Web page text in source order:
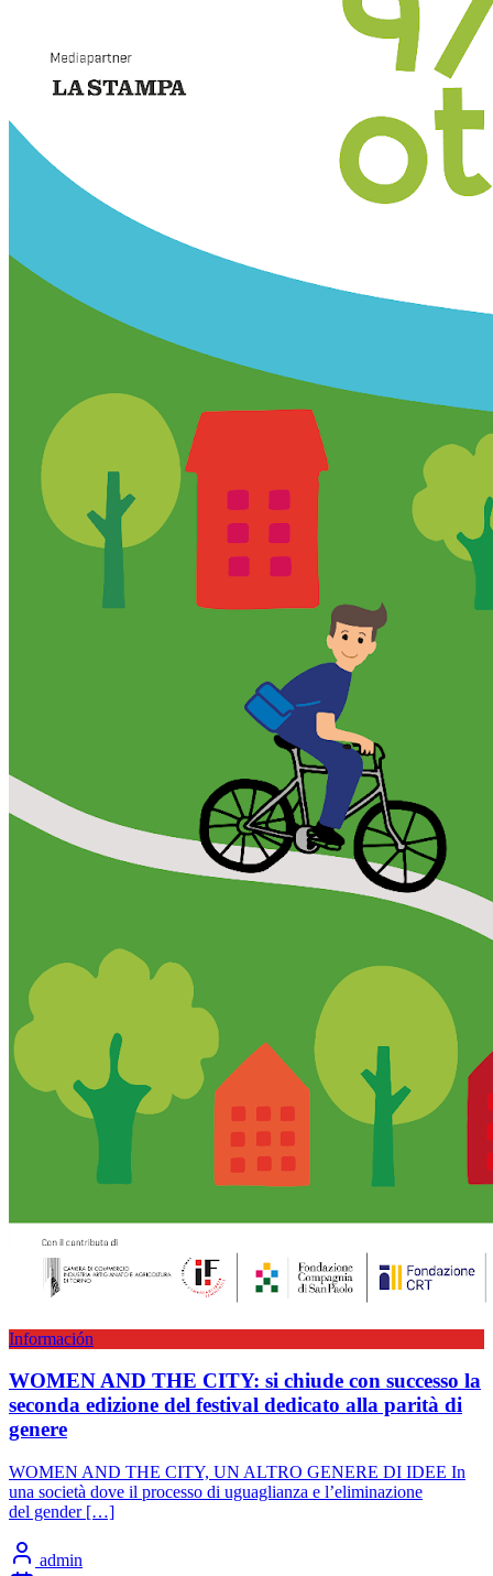
Información
WOMEN AND THE CITY: si chiude con successo la
seconda edizione del festival dedicato alla parità di
genere
WOMEN AND THE CITY, UN ALTRO GENERE DI IDEE In
una società dove il processo di uguaglianza e l’eliminazione
del gender […]
admin